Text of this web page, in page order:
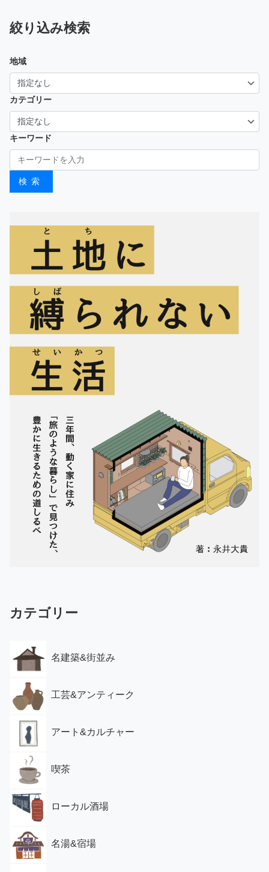
絞り込み検索
地域
カテゴリー
キーワード
検索
カテゴリー
名建築&街並み
工芸&アンティーク
アート&カルチャー
喫茶
ローカル酒場
名湯&宿場